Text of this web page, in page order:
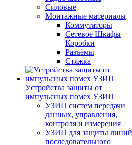
Силовые
Монтажные материалы
Коммутаторы
Сетевое Шкафы
Коробки
Разъёмы
Стяжка
Уcтройства защиты от
импульсных помех УЗИП
УЗИП систем передачи
данных, управления,
контроля и измерения
УЗИП для защиты линий
последовательного